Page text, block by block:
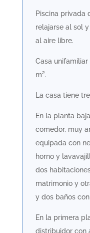
Piscina privada
relajarse al sol
al aire libre.
Casa
m².
La casa tiene
En la planta
comedor, muy
equipada con
horno y
dos
matrimonio y
y dos baños
En la primera
distribuidor con